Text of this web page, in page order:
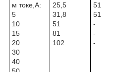
м токе,А:
5
10
15
20
30
40
25,5
31,8
51
81
102
51
51
-
-
-